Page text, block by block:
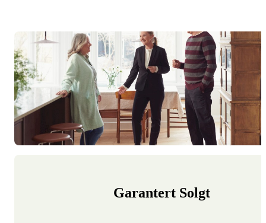
Garantert Solgt